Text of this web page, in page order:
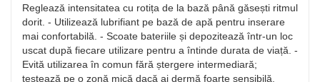
Reglează intensitatea cu rotița de la bază până găsești ritmul
dorit. - Utilizează lubrifiant pe bază de apă pentru inserare
mai confortabilă. - Scoate bateriile și depozitează într-un loc
uscat după fiecare utilizare pentru a întinde durata de viață. -
Evită utilizarea în comun fără ștergere intermediară;
testează pe o zonă mică dacă ai dermă foarte sensibilă.